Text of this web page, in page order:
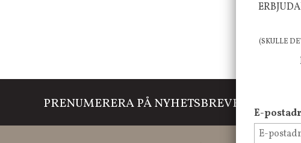
PRENUMERERA PÅ NYHETSBREVET
(SKULLE
E-